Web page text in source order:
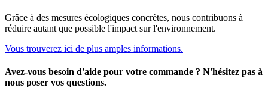
Grâce à des mesures écologiques concrètes, nous contribuons à
réduire autant que possible l'impact sur l'environnement.
Vous trouverez ici de plus amples informations.
Avez-vous besoin d'aide pour votre commande ? N'hésitez pas à
nous poser vos questions.